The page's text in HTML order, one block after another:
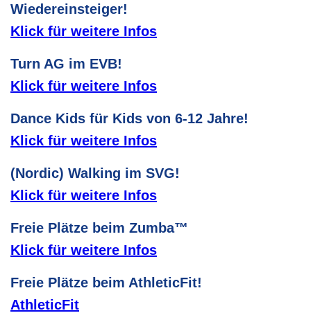
Wiedereinsteiger!
Klick für weitere Infos
Turn AG im EVB!
Klick für weitere Infos
Dance Kids für Kids von 6-12 Jahre!
Klick für weitere Infos
(Nordic) Walking im SVG!
Klick für weitere Infos
Freie Plätze beim Zumba™
Klick für weitere Infos
Freie Plätze beim AthleticFit!
AthleticFit